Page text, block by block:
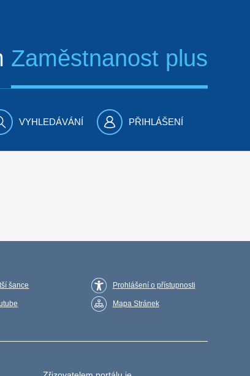
Zaměstnanost plus
VYHLEDÁVÁNÍ PŘIHLÁŠENÍ
šance Prohlášení o přístupnosti
Mapa Stránek